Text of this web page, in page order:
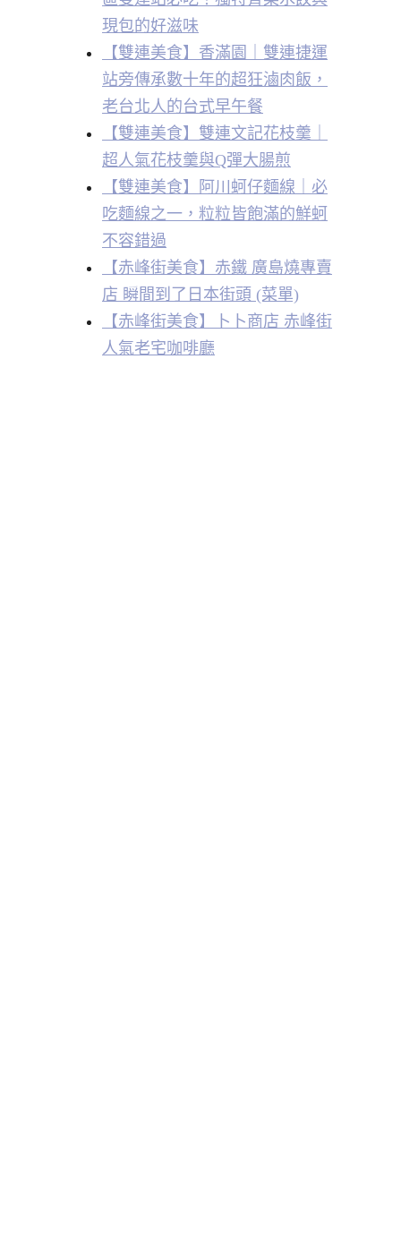
現包的好滋味
【雙連美食】香滿園｜雙連捷運
站旁傳承數十年的超狂滷肉飯，
老台北人的台式早午餐
【雙連美食】雙連文記花枝羹｜
超人氣花枝羹與Q彈大腸煎
【雙連美食】阿川蚵仔麵線｜必
吃麵線之一，粒粒皆飽滿的鮮蚵
不容錯過
【赤峰街美食】赤鐵 廣島燒專賣
店 瞬間到了日本街頭 (菜單)
【赤峰街美食】卜卜商店 赤峰街
人氣老宅咖啡廳